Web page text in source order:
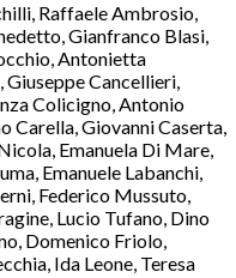
Raffaele Ambrosio,
Gianfranco Blasi,
Antonietta
Cancellieri,
Colicigno, Antonio
Carella, Giovanni Caserta,
Emanuela Di Mare,
Emanuele Labanchi,
Federico Mussuto,
Lucio Tufano, Dino
Domenico Friolo,
Ida Leone, Teresa